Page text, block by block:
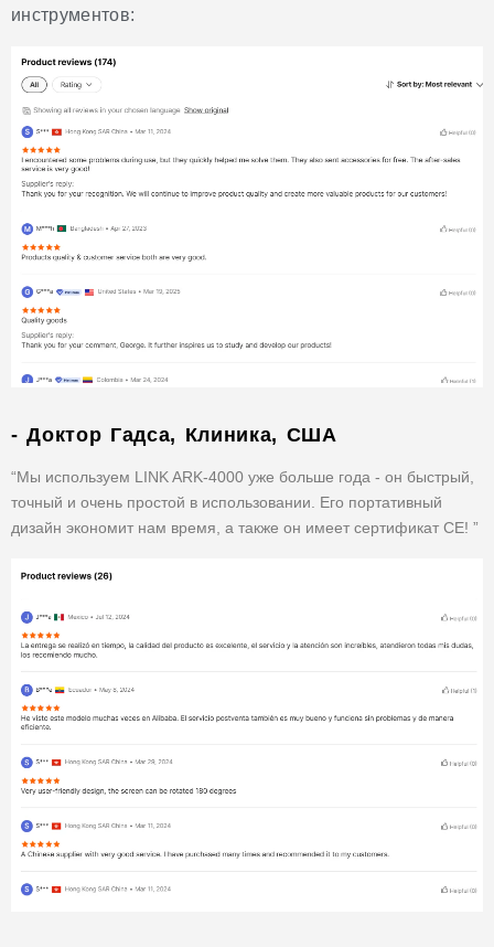
инструментов:
- Доктор Гадса, Клиника, США
“Мы используем LINK ARK-4000 уже больше года - он быстрый,
точный и очень простой в использовании. Его портативный
дизайн экономит нам время, а также он имеет сертификат CE! ”